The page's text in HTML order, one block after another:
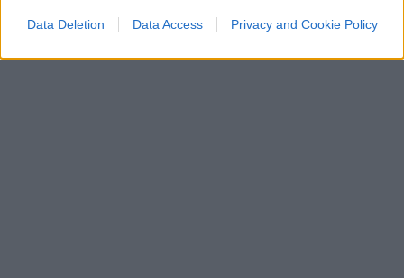
Data Deletion Data Access Privacy and Cookie Policy